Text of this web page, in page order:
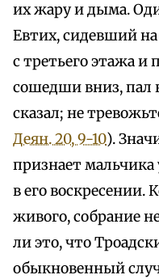
их жару и дыма.
Евтих, сидевший
с третьего этажа
сошедши вниз, пал
сказал; не
Деян. 20, 9-10).
признает
в его воскресении.
живого, собрание
ли это, что
обыкновенный